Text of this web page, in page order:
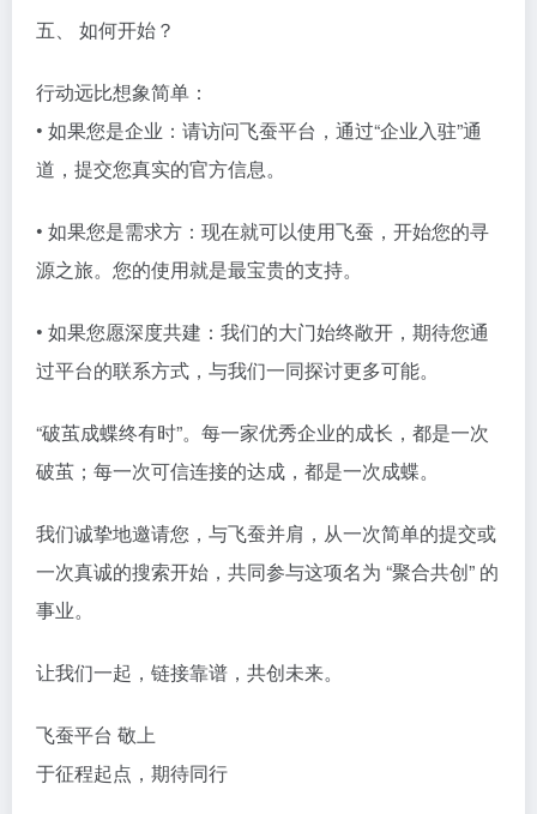
五、 如何开始？
行动远比想象简单：
• 如果您是企业：请访问飞蚕平台，通过“企业入驻”通
道，提交您真实的官方信息。
• 如果您是需求方：现在就可以使用飞蚕，开始您的寻
源之旅。您的使用就是最宝贵的支持。
• 如果您愿深度共建：我们的大门始终敞开，期待您通
过平台的联系方式，与我们一同探讨更多可能。
“破茧成蝶终有时”。每一家优秀企业的成长，都是一次
破茧；每一次可信连接的达成，都是一次成蝶。
我们诚挚地邀请您，与飞蚕并肩，从一次简单的提交或
一次真诚的搜索开始，共同参与这项名为 “聚合共创” 的
事业。
让我们一起，链接靠谱，共创未来。
飞蚕平台 敬上
于征程起点，期待同行